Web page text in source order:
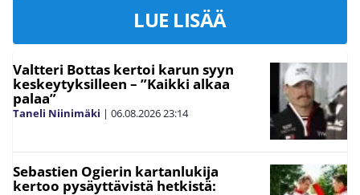
LUE LISÄÄ
Valtteri Bottas kertoi karun syyn
keskeytyksilleen – ”Kaikki alkaa
palaa”
Taneli Niinimäki | 06.08.202623:14
Sebastien Ogierin kartanlukija
kertoo pysäyttävistä hetkistä: